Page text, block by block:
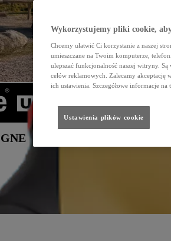
codziennych potrzebach i ułatwianiu każdej podróży. Z
Wykorzystujemy pliki cookie,
Chcemy ułatwić Ci korzystanie z naszej
umieszczane na Twoim komputerze,
ulepszać funkcjonalność naszej witryny. Są
celów reklamowych. Zalecamy akceptację
ich ustawienia. Szczegółowe informacje na
Ustawienia plików cookie